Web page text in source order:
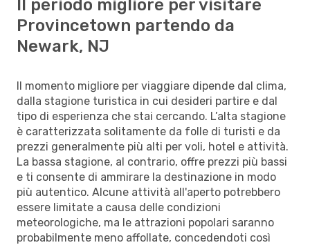
Il periodo migliore per visitare
Provincetown partendo da
Newark, NJ
Il momento migliore per viaggiare dipende dal clima,
dalla stagione turistica in cui desideri partire e dal
tipo di esperienza che stai cercando. L’alta stagione
è caratterizzata solitamente da folle di turisti e da
prezzi generalmente più alti per voli, hotel e attività.
La bassa stagione, al contrario, offre prezzi più bassi
e ti consente di ammirare la destinazione in modo
più autentico. Alcune attività all'aperto potrebbero
essere limitate a causa delle condizioni
meteorologiche, ma le attrazioni popolari saranno
probabilmente meno affollate, concedendoti così